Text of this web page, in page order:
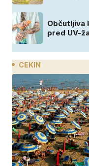
Občutljiva
pred UV-
CEKIN